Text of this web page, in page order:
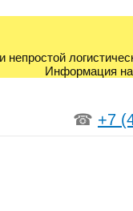
Информация на
☎ +7